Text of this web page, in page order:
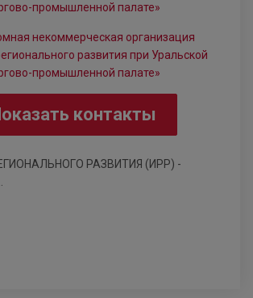
промышленной палате»
контакты
РАЗВИТИЯ (ИРР) -